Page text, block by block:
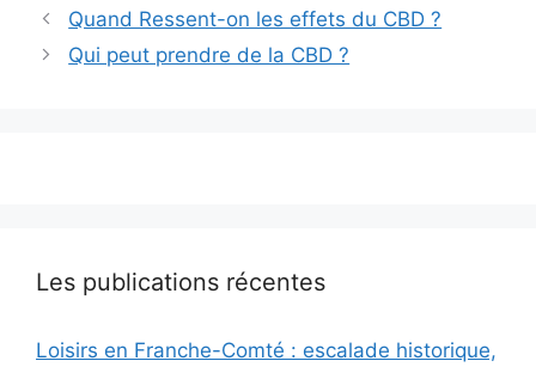
Quand Ressent-on les effets du CBD ?
Qui peut prendre de la CBD ?
Les publications récentes
Loisirs en Franche-Comté : escalade historique,